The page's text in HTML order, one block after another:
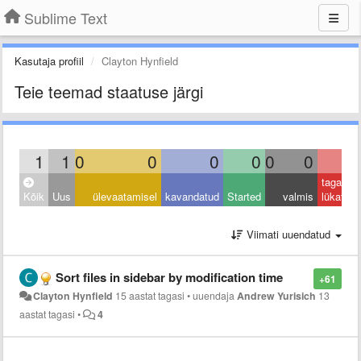
Sublime Text
Kasutaja profiil Clayton Hynfield
Teie teemad staatuse järgi
1 1 0 0 0 0 0 0
Kõik Uus ülevaatamisel kavandatud Started valmis
tagasi
lükatud
Viimati uuendatud
+61
Sort files in sidebar by modification time
Clayton Hynfield 15 aastat tagasi •uuendajaAndrew Yurisich 13
aastat tagasi • 4